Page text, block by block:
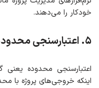
خودکار را می‌دهند.
۵. اعتبارسنجی
اعتبارسنجی محدوده یعنی
اینکه خروجی‌های پروژه با